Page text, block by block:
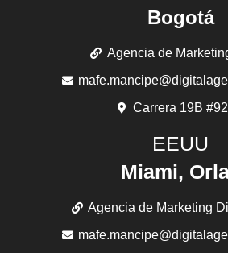
Bogotá
Agencia de
Carrera 19B
EEUU
Miami,
Agencia de Marketing